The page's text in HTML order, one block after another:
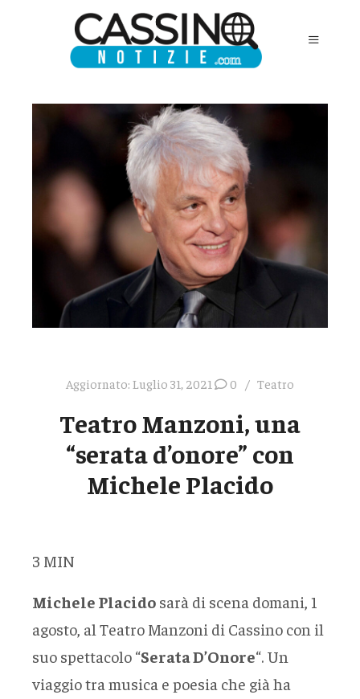
Aggiornato: Luglio 31, 2021 0 Teatro
Teatro Manzoni, una
“serata d’onore” con
Michele Placido
3 MIN
Michele Placido sarà di scena domani, 1
agosto, al Teatro Manzoni di Cassino con il
suo spettacolo “Serata D’Onore“. Un
viaggio tra musica e poesia che già ha